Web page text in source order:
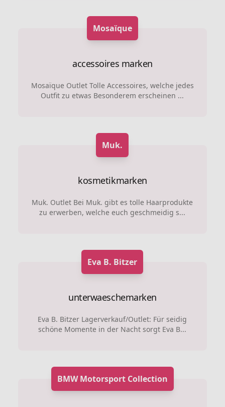
Mosaïque
accessoires marken
Mosaïque Outlet Tolle Accessoires, welche jedes
Outfit zu etwas Besonderem erscheinen ...
Muk.
kosmetikmarken
Muk. Outlet Bei Muk. gibt es tolle Haarprodukte
zu erwerben, welche euch geschmeidig s...
Eva B. Bitzer
unterwaeschemarken
Eva B. Bitzer Lagerverkauf/Outlet: Für seidig
schöne Momente in der Nacht sorgt Eva B...
BMW Motorsport Collection